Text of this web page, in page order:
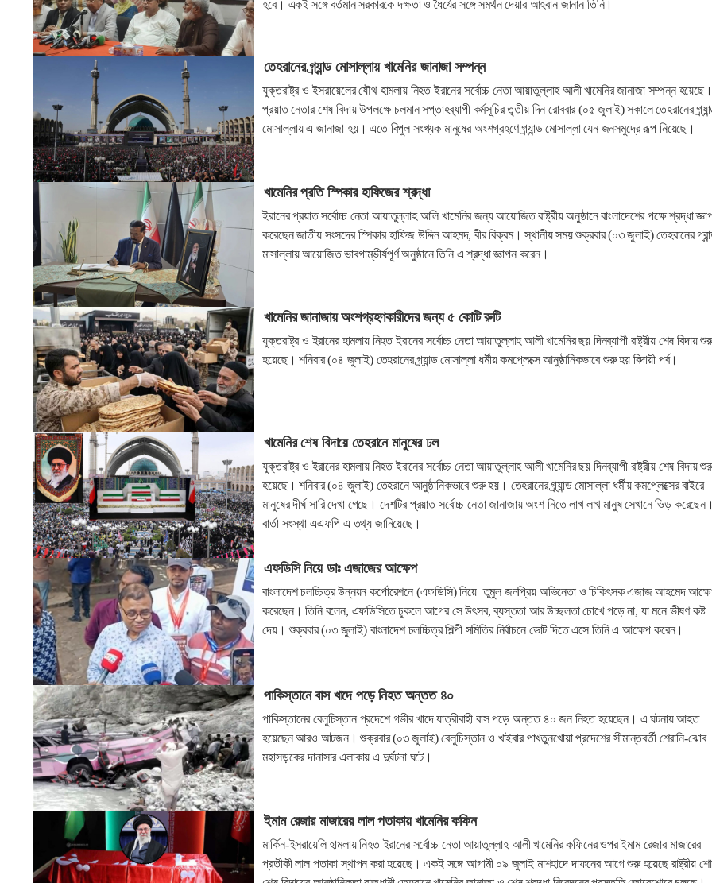
হবে। একই সঙ্গে বর্তমান সরকারকে দক্ষতা ও ধৈর্যের সঙ্গে সমর্থন দেয়ার আহবান জানান তিনি।
তেহরানের গ্র্যান্ড মোসাল্লায় খামেনির জানাজা সম্পন্ন
যুক্তরাষ্ট্র ও ইসরায়েলের যৌথ হামলায় নিহত ইরানের সর্বোচ্চ নেতা আয়াতুল্লাহ আলী খামেনির জানাজা সম্পন্ন হয়েছে।
প্রয়াত নেতার শেষ বিদায় উপলক্ষে চলমান সপ্তাহব্যাপী কর্মসূচির তৃতীয় দিন রোববার (০৫ জুলাই) সকালে তেহরানের
মোসাল্লায় এ জানাজা হয়। এতে বিপুল সংখ্যক মানুষের অংশগ্রহণে গ্র্যান্ড মোসাল্লা যেন জনসমুদ্রে রূপ নিয়েছে।
খামেনির প্রতি স্পিকার হাফিজের শ্রদ্ধা
ইরানের প্রয়াত সর্বোচ্চ নেতা আয়াতুল্লাহ আলি খামেনির জন্য আয়োজিত রাষ্ট্রীয় অনুষ্ঠানে বাংলাদেশের পক্ষে শ্রদ্ধা
করেছেন জাতীয় সংসদের স্পিকার হাফিজ উদ্দিন আহমদ, বীর বিক্রম। স্থানীয় সময় শুক্রবার (০৩ জুলাই) তেহরানের
মাসাল্লায় আয়োজিত ভাবগাম্ভীর্যপূর্ণ অনুষ্ঠানে তিনি এ শ্রদ্ধা জ্ঞাপন করেন।
খামেনির জানাজায় অংশগ্রহণকারীদের জন্য ৫ কোটি রুটি
যুক্তরাষ্ট্র ও ইরানের হামলায় নিহত ইরানের সর্বোচ্চ নেতা আয়াতুল্লাহ আলী খামেনির ছয় দিনব্যাপী রাষ্ট্রীয় শেষ বিদায়
হয়েছে। শনিবার (০৪ জুলাই) তেহরানের গ্র্যান্ড মোসাল্লা ধর্মীয় কমপ্লেক্সে আনুষ্ঠানিকভাবে শুরু হয় বিদায়ী পর্ব।
খামেনির শেষ বিদায়ে তেহরানে মানুষের ঢল
যুক্তরাষ্ট্র ও ইরানের হামলায় নিহত ইরানের সর্বোচ্চ নেতা আয়াতুল্লাহ আলী খামেনির ছয় দিনব্যাপী রাষ্ট্রীয় শেষ বিদায়
হয়েছে। শনিবার (০৪ জুলাই) তেহরানে আনুষ্ঠানিকভাবে শুরু হয়। তেহরানের গ্র্যান্ড মোসাল্লা ধর্মীয় কমপ্লেক্সের বাইরে
মানুষের দীর্ঘ সারি দেখা গেছে। দেশটির প্রয়াত সর্বোচ্চ নেতা জানাজায় অংশ নিতে লাখ লাখ মানুষ সেখানে ভিড় করেছেন।
বার্তা সংস্থা এএফপি এ তথ্য জানিয়েছে।
এফডিসি নিয়ে ডাঃ এজাজের আক্ষেপ
বাংলাদেশ চলচ্চিত্র উন্নয়ন কর্পোরেশনে (এফডিসি) নিয়ে তুমুল জনপ্রিয় অভিনেতা ও চিকিৎসক এজাজ আহমেদ
করেছেন। তিনি বলেন, এফডিসিতে ঢুকলে আগের সে উৎসব, ব্যস্ততা আর উচ্ছলতা চোখে পড়ে না, যা মনে ভীষণ কষ্ট
দেয়। শুক্রবার (০৩ জুলাই) বাংলাদেশ চলচ্চিত্র শিল্পী সমিতির নির্বাচনে ভোট দিতে এসে তিনি এ আক্ষেপ করেন।
পাকিস্তানে বাস খাদে পড়ে নিহত অন্তত ৪০
পাকিস্তানের বেলুচিস্তান প্রদেশে গভীর খাদে যাত্রীবাহী বাস পড়ে অন্তত ৪০ জন নিহত হয়েছেন। এ ঘটনায় আহত
হয়েছেন আরও আটজন। শুক্রবার (০৩ জুলাই) বেলুচিস্তান ও খাইবার পাখতুনখোয়া প্রদেশের সীমান্তবর্তী শেরানি-ঝোব
মহাসড়কের দানাসার এলাকায় এ দুর্ঘটনা ঘটে।
ইমাম রেজার মাজারের লাল পতাকায় খামেনির কফিন
মার্কিন-ইসরায়েলি হামলায় নিহত ইরানের সর্বোচ্চ নেতা আয়াতুল্লাহ আলী খামেনির কফিনের ওপর ইমাম রেজার মাজারের
প্রতীকী লাল পতাকা স্থাপন করা হয়েছে। একই সঙ্গে আগামী ০৯ জুলাই মাশহাদে দাফনের আগে শুরু হয়েছে রাষ্ট্রীয়